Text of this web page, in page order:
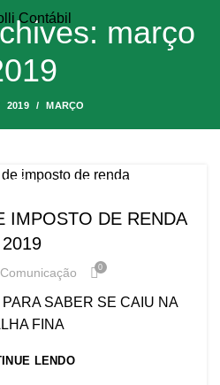
março
2019 MARÇO
E TRIBUTÁRIAS
IMPOSTO DE RENDA
2019
0
PARA SABER SE CAIU NA
FINA
LENDO